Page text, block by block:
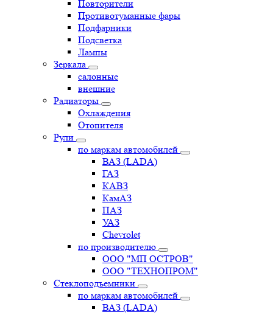
Повторители
Противотуманные фары
Подфарники
Подсветка
Лампы
Зеркала
салонные
внешние
Радиаторы
Охлаждения
Отопителя
Рули
по маркам автомобилей
ВАЗ (LADA)
ГАЗ
КАВЗ
КамАЗ
ПАЗ
УАЗ
Chevrolet
по производителю
ООО "МП ОСТРОВ"
ООО "ТЕХНОПРОМ"
Стеклоподъемники
по маркам автомобилей
ВАЗ (LADA)